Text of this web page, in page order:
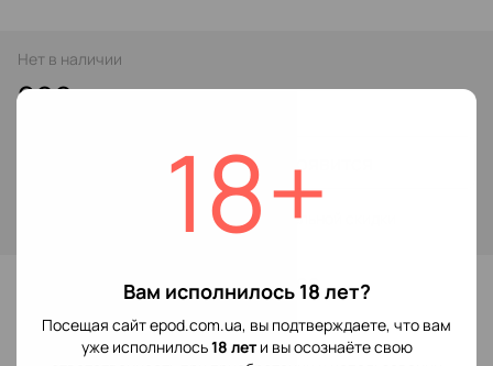
18+
Вам исполнилось 18 лет?
Посещая сайт epod.com.ua, вы подтверждаете, что вам
уже исполнилось18 лети вы осознаёте свою
Нет в наличии
299 грн
Сообщить, когда появится
для отображения накопительной скидки
В избранное
Отзывы